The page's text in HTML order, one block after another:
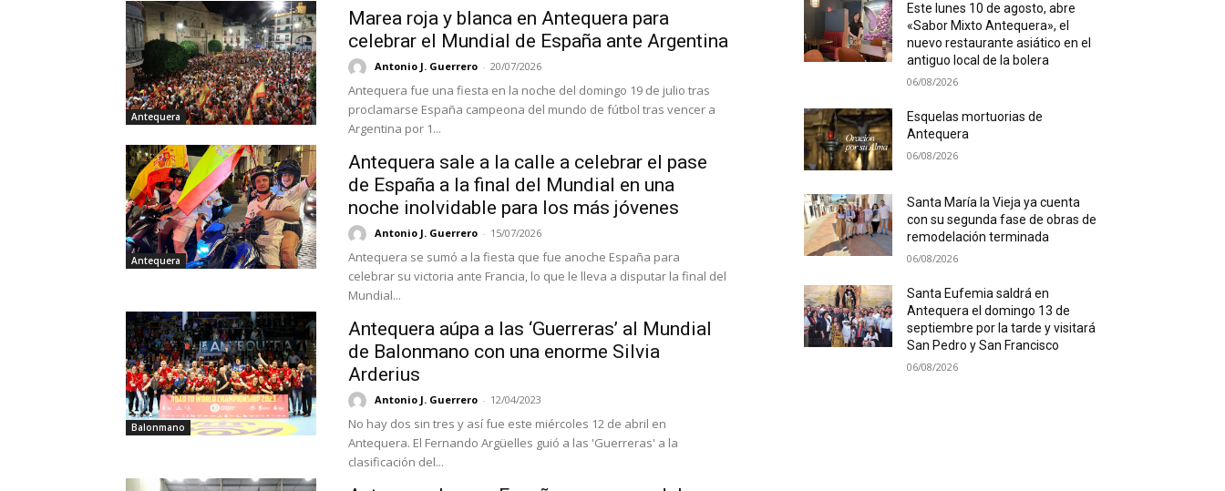
Antequera
Marea roja y blanca en Antequera para
celebrar el Mundial de España ante Argentina
Antonio J. Guerrero - 20/07/2026
Antequera fue una fiesta en la noche del domingo 19 de julio tras
proclamarse España campeona del mundo de fútbol tras vencer a
Argentina por 1...
Antequera
Antequera sale a la calle a celebrar el pase
de España a la final del Mundial en una
noche inolvidable para los más jóvenes
Antonio J. Guerrero - 15/07/2026
Antequera se sumó a la fiesta que fue anoche España para
celebrar su victoria ante Francia, lo que le lleva a disputar la final del
Mundial...
Balonmano
Antequera aúpa a las ‘Guerreras’ al Mundial
de Balonmano con una enorme Silvia
Arderius
Antonio J. Guerrero - 12/04/2023
No hay dos sin tres y así fue este miércoles 12 de abril en
Antequera. El Fernando Argüelles guió a las 'Guerreras' a la
clasificación del...
Este lunes 10 de agosto, abre
«Sabor Mixto Antequera», el
nuevo restaurante asiático en el
antiguo local de la bolera
06/08/2026
Esquelas mortuorias de
Antequera
06/08/2026
Santa María la Vieja ya cuenta
con su segunda fase de obras de
remodelación terminada
06/08/2026
Santa Eufemia saldrá en
Antequera el domingo 13 de
septiembre por la tarde y visitará
San Pedro y San Francisco
06/08/2026